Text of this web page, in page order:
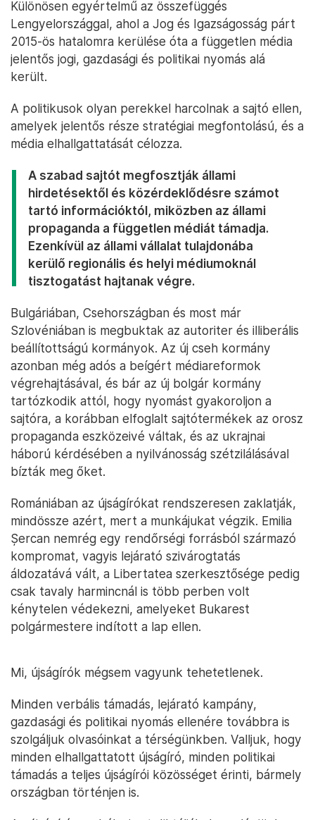
Különösen egyértelmű az összefüggés
Lengyelországgal, ahol a Jog és Igazságosság párt
2015-ös hatalomra kerülése óta a független média
jelentős jogi, gazdasági és politikai nyomás alá
került.
A politikusok olyan perekkel harcolnak a sajtó ellen,
amelyek jelentős része stratégiai megfontolású, és a
média elhallgattatását célozza.
A szabad sajtót megfosztják állami
hirdetésektől és közérdeklődésre számot
tartó információktól, miközben az állami
propaganda a független médiát támadja.
Ezenkívül az állami vállalat tulajdonába
kerülő regionális és helyi médiumoknál
tisztogatást hajtanak végre.
Bulgáriában, Csehországban és most már
Szlovéniában is megbuktak az autoriter és illiberális
beállítottságú kormányok. Az új cseh kormány
azonban még adós a beígért médiareformok
végrehajtásával, és bár az új bolgár kormány
tartózkodik attól, hogy nyomást gyakoroljon a
sajtóra, a korábban elfoglalt sajtótermékek az orosz
propaganda eszközeivé váltak, és az ukrajnai
háború kérdésében a nyilvánosság szétzilálásával
bízták meg őket.
Romániában az újságírókat rendszeresen zaklatják,
mindössze azért, mert a munkájukat végzik. Emilia
Șercan nemrég egy rendőrségi forrásból származó
kompromat, vagyis lejárató szivárogtatás
áldozatává vált, a Libertatea szerkesztősége pedig
csak tavaly harmincnál is több perben volt
kénytelen védekezni, amelyeket Bukarest
polgármestere indított a lap ellen.
Mi, újságírók mégsem vagyunk tehetetlenek.
Minden verbális támadás, lejárató kampány,
gazdasági és politikai nyomás ellenére továbbra is
szolgáljuk olvasóinkat a térségünkben. Valljuk, hogy
minden elhallgattatott újságíró, minden politikai
támadás a teljes újságírói közösséget érinti, bármely
országban történjen is.